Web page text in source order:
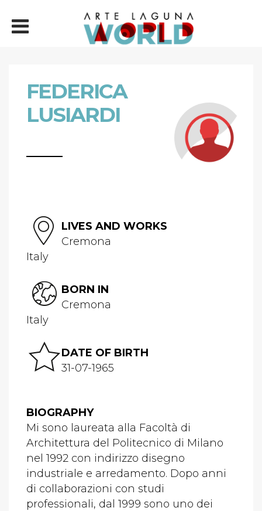
FEDERICA
LUSIARDI
LIVES AND WORKS
Cremona
Italy
BORN IN
Cremona
Italy
DATE OF BIRTH
31-07-1965
BIOGRAPHY
Mi sono laureata alla Facoltà di
Architettura del Politecnico di Milano
nel 1992 con indirizzo disegno
industriale e arredamento. Dopo anni
di collaborazioni con studi
professionali, dal 1999 sono uno dei